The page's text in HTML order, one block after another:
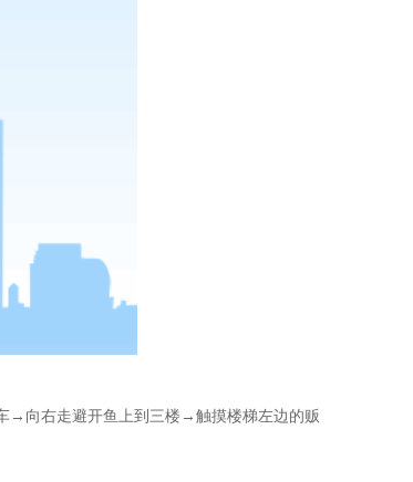
向右走避开鱼上到三楼→触摸楼梯左边的贩